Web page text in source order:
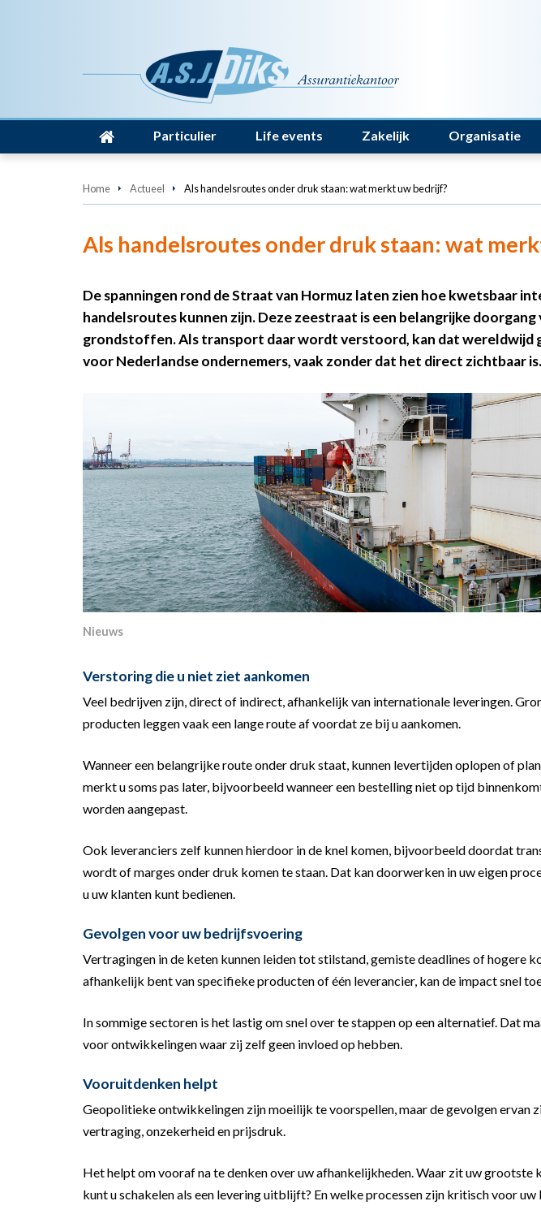
Particulier Life events Zakelijk Organisatie
Home Actueel Als handelsroutes onder druk staan: wat merkt uw bedrijf?
Als handelsroutes onder druk staan: wat
De spanningen rond de Straat van Hormuz laten zien hoe kwetsbaar
handelsroutes kunnen zijn. Deze zeestraat is een belangrijke
grondstoffen. Als transport daar wordt verstoord, kan dat wereldwijd
voor Nederlandse ondernemers, vaak zonder dat het direct zichtbaar is.
Nieuws
Verstoring die u niet ziet aankomen
Veel bedrijven zijn, direct of indirect, afhankelijk van internationale leveringen.
producten leggen vaak een lange route af voordat ze bij u aankomen.
Wanneer een belangrijke route onder druk staat, kunnen levertijden oplopen of
merkt u soms pas later, bijvoorbeeld wanneer een bestelling niet op tijd
worden aangepast.
Ook leveranciers zelf kunnen hierdoor in de knel komen, bijvoorbeeld doordat
wordt of marges onder druk komen te staan. Dat kan doorwerken in uw eigen
u uw klanten kunt bedienen.
Gevolgen voor uw bedrijfsvoering
Vertragingen in de keten kunnen leiden tot stilstand, gemiste deadlines of hogere
afhankelijk bent van specifieke producten of één leverancier, kan de impact snel
In sommige sectoren is het lastig om snel over te stappen op een alternatief. Dat
voor ontwikkelingen waar zij zelf geen invloed op hebben.
Vooruitdenken helpt
Geopolitieke ontwikkelingen zijn moeilijk te voorspellen, maar de gevolgen ervan
vertraging, onzekerheid en prijsdruk.
Het helpt om vooraf na te denken over uw afhankelijkheden. Waar zit uw grootste
kunt u schakelen als een levering uitblijft? En welke processen zijn kritisch voor uw